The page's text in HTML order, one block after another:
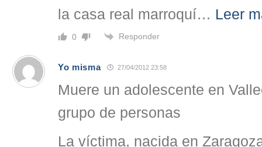
la casa real marroquí… Leer
0 Responder
Yo misma 27/04/2012 23:58
Muere un adolescente en
grupo de personas
La víctima, nacida en